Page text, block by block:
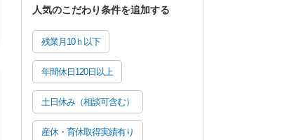
人気のこだわり条件を追加する
残業月10ｈ以下
年間休日120日以上
土日休み（相談可含む）
産休・育休取得実績有り